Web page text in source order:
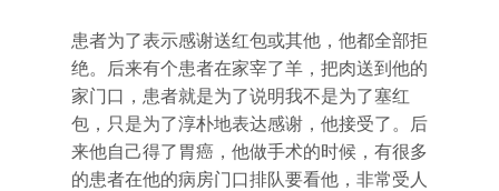
患者为了表示感谢送红包或其他，他都全部拒
绝。后来有个患者在家宰了羊，把肉送到他的
家门口，患者就是为了说明我不是为了塞红
包，只是为了淳朴地表达感谢，他接受了。后
来他自己得了胃癌，他做手术的时候，有很多
的患者在他的病房门口排队要看他，非常受人